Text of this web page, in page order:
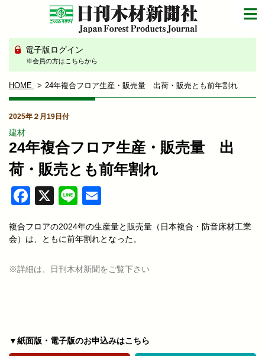
電子版ログイン
※会員の方はこちらから
HOME 24年複合フロア生産・販売量 出荷・販売とも前年割れ
2025年２月19日付
建材
24年複合フロア生産・販売量 出
荷・販売とも前年割れ
Facebook
X Line
複合フロアの2024年の生産量と販売量（日本複合・防音床材工業
会）は、ともに前年割れとなった。
※詳細は、日刊木材新聞をご覧下さい
▼紙面版・電子版のお申込みはこちら